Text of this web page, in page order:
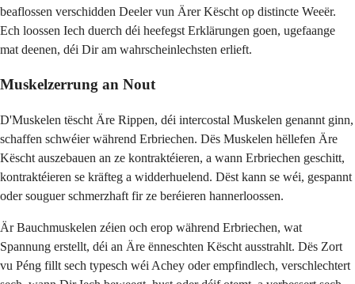
beaflossen verschidden Deeler vun Ärer Këscht op distincte Weeër.
Ech loossen Iech duerch déi heefegst Erklärungen goen, ugefaange
mat deenen, déi Dir am wahrscheinlechsten erlieft.
Muskelzerrung an Nout
D'Muskelen tëscht Äre Rippen, déi intercostal Muskelen genannt ginn,
schaffen schwéier während Erbriechen. Dës Muskelen hëllefen Äre
Këscht auszebauen an ze kontraktéieren, a wann Erbriechen geschitt,
kontraktéieren se kräfteg a widderhuelend. Dëst kann se wéi, gespannt
oder souguer schmerzhaft fir ze beréieren hannerloossen.
Är Bauchmuskelen zéien och erop während Erbriechen, wat
Spannung erstellt, déi an Äre ënneschten Këscht ausstrahlt. Dës Zort
vu Péng fillt sech typesch wéi Achey oder empfindlech, verschlechtert